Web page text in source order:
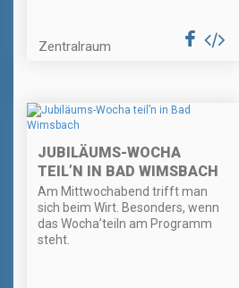
Zentralraum
JUBILÄUMS-WOCHA
TEIL’N IN BAD WIMSBACH
Am Mittwochabend trifft man
sich beim Wirt. Besonders, wenn
das Wocha’teiln am Programm
steht.